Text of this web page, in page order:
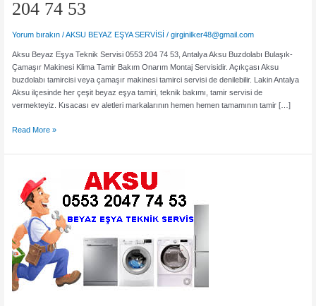
204 74 53
Yorum bırakın /AKSU BEYAZ EŞYA SERVİSİ / girginilker48@gmail.com
Aksu Beyaz Eşya Teknik Servisi 0553 204 74 53, Antalya Aksu Buzdolabı Bulaşık-
Çamaşır Makinesi Klima Tamir Bakım Onarım Montaj Servisidir. Açıkçası Aksu
buzdolabı tamircisi veya çamaşır makinesi tamirci servisi de denilebilir. Lakin Antalya
Aksu ilçesinde her çeşit beyaz eşya tamiri, teknik bakımı, tamir servisi de
vermekteyiz. Kısacası ev aletleri markalarının hemen hemen tamamının tamir […]
Aksu
Eşya
Servisi
0553
204
53
Read More »